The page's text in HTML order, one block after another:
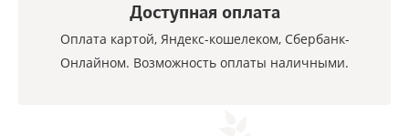
Доступная оплата
Оплата картой, Яндекс-кошелеком, Сбербанк-
Онлайном. Возможность оплаты наличными.